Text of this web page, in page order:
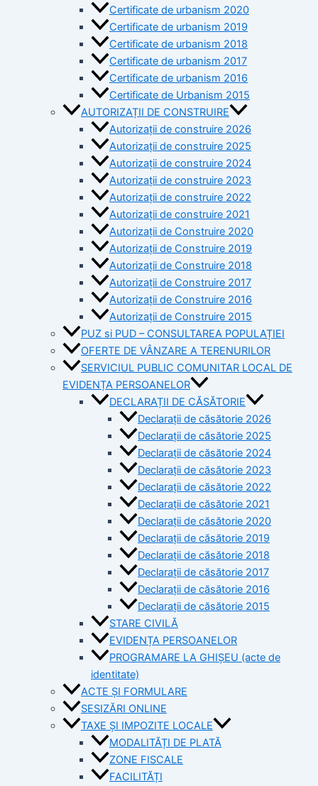
Certificate de urbanism 2020
Certificate de urbanism 2019
Certificate de urbanism 2018
Certificate de urbanism 2017
Certificate de urbanism 2016
Certificate de Urbanism 2015
AUTORIZAȚII DE CONSTRUIRE
Autorizații de construire 2026
Autorizații de construire 2025
Autorizații de construire 2024
Autorizații de construire 2023
Autorizații de construire 2022
Autorizații de construire 2021
Autorizații de Construire 2020
Autorizații de Construire 2019
Autorizaţii de Construire 2018
Autorizaţii de Construire 2017
Autorizaţii de Construire 2016
Autorizaţii de Construire 2015
PUZ si PUD – CONSULTAREA POPULAȚIEI
OFERTE DE VÂNZARE A TERENURILOR
SERVICIUL PUBLIC COMUNITAR LOCAL DE
EVIDENȚA PERSOANELOR
DECLARAȚII DE CĂSĂTORIE
Declarații de căsătorie 2026
Declarații de căsătorie 2025
Declarații de căsătorie 2024
Declarații de căsătorie 2023
Declarații de căsătorie 2022
Declarații de căsătorie 2021
Declarații de căsătorie 2020
Declarații de căsătorie 2019
Declarații de căsătorie 2018
Declarații de căsătorie 2017
Declarații de căsătorie 2016
Declarații de căsătorie 2015
STARE CIVILĂ
EVIDENȚA PERSOANELOR
PROGRAMARE LA GHIȘEU (acte de
identitate)
ACTE ȘI FORMULARE
SESIZĂRI ONLINE
TAXE ȘI IMPOZITE LOCALE
MODALITĂȚI DE PLATĂ
ZONE FISCALE
FACILITĂȚI